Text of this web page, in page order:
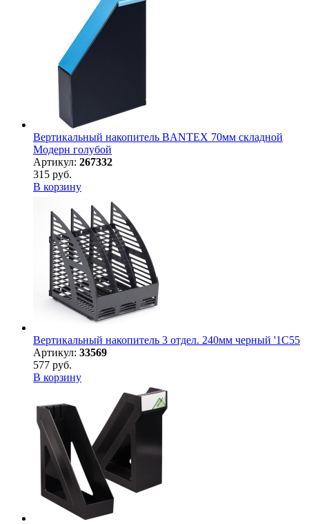
Вертикальный накопитель BANTEX 70мм складной
Модерн голубой
Артикул: 267332
315 руб.
В корзину
Вертикальный накопитель 3 отдел. 240мм черный '1С55
Артикул: 33569
577 руб.
В корзину